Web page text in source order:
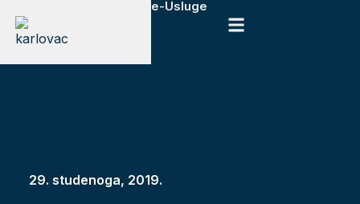
e-Usluge
29. studenoga, 2019.